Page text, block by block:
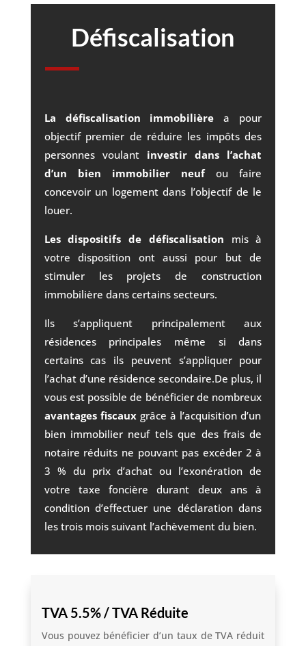
Défiscalisation
La défiscalisation immobilière a pour
objectif premier de réduire les impôts des
personnes voulant investir dans l’achat
d’un bien immobilier neufou faire
concevoir un logement dans l’objectif de le
louer.
Les dispositifs de défiscalisation mis à
votre disposition ont aussi pour but de
stimuler les projets de construction
immobilière dans certains secteurs.
Ils s’appliquent principalement aux
résidences principales même si dans
certains cas ils peuvent s’appliquer pour
l’achat d’une résidence secondaire.De plus, il
vous est possible de bénéficier de nombreux
avantages fiscauxgrâce à l’acquisition d’un
bien immobilier neuf tels que des frais de
notaire réduits ne pouvant pas excéder 2 à
3 % du prix d’achat ou l’exonération de
votre taxe foncière durant deux ans à
condition d’effectuer une déclaration dans
les trois mois suivant l’achèvement du bien.
TVA 5.5% / TVA Réduite
Vous pouvez bénéficier d’un taux de TVA réduit